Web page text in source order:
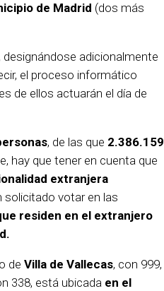
de Madrid (dos más
, designándose adicionalmente
el proceso informático
de ellos actuarán el día de
, de las que 2.386.159
hay que tener en cuenta que
extranjera
solicitado votar en las
residen en el extranjero
de Villa de Vallecas, con 999,
338, está ubicada en el